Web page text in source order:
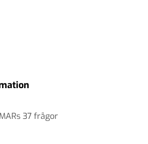
37 frågor